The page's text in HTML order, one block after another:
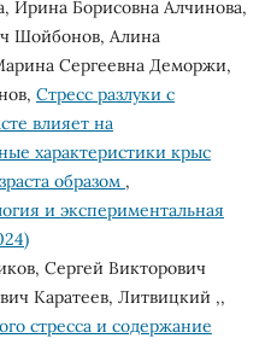
Ирина Борисовна Алчинова,
Шойбонов, Алина
Сергеевна Деморжи,
Стресс разлуки с
влияет на
характеристики крыс
образом ,
и экспериментальная
Сергей Викторович
Каратеев, Литвицкий ,,
стресса и содержание